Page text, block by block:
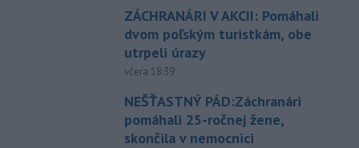
ZÁCHRANÁRI V AKCII: Pomáhali
dvom poľským turistkám, obe
utrpeli úrazy
včera 18:39
NEŠŤASTNÝ PÁD:Záchranári
pomáhali 25-ročnej žene,
skončila v nemocnici